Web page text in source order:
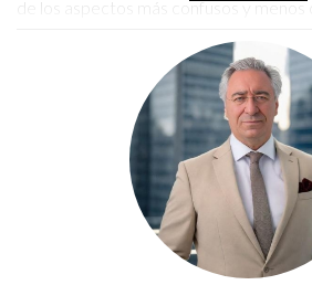
de los aspectos más confusos y menos
cuánto hay que pagar a Hacienda por
Este aspecto puede generar
pero no te preocupes, aquí estamos
dudas. Al final del día, lo que realmente
entiendas cómo funcionan las
deducciones puedes aplicar para
Ganancias Patrimoniales